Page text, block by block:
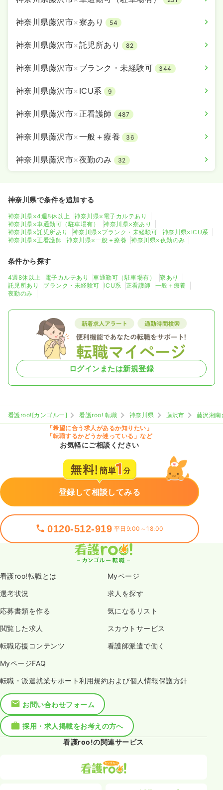
気になる
神奈川県藤沢市×寮あり 54
神奈川県藤沢市×託児所あり 82
神奈川県藤沢市× ブランク・未経験可 344
神奈川県藤沢市× ICU系 9
神奈川県藤沢市× 正看護師 487
神奈川県藤沢市×一般＋療養 36
神奈川県藤沢市×夜勤のみ 32
神奈川県で条件を追加する
神奈川県×4週8休以上
神奈川県×電子カルテあり
神奈川県×車通勤可（駐車場有）
神奈川県×寮あり
神奈川県×託児所あり
神奈川県×ブランク・未経験可
神奈川県×ICU系
神奈川県×正看護師
神奈川県×一般＋療養 神奈川県×夜勤のみ
条件から探す
4週8休以上 電子カルテあり 車通勤可（駐車場有）
寮あり
託児所あり
ブランク・未経験可 ICU系 正看護師
一般＋療養
夜勤のみ
ログインまたは新規登録
看護roo![カンゴルー] 看護roo! 転職 神奈川県 藤沢市
藤沢湘南
「希望に合う求人があるか知りたい」
「転職するかどうか迷っている」など
お気軽にご相談ください
登録して相談してみる
0120-512-919 平日9:00～18:00
看護roo!転職とは Myページ
選考状況 求人を探す
応募書類を作る 気になるリスト
閲覧した求人 スカウトサービス
転職応援コンテンツ 看護師派遣で働く
MyページFAQ
転職・派遣就業サポート利用規約および個人情報保護方針
お問い合わせフォーム
採用・求人掲載をお考えの方へ
看護roo!の関連サービス